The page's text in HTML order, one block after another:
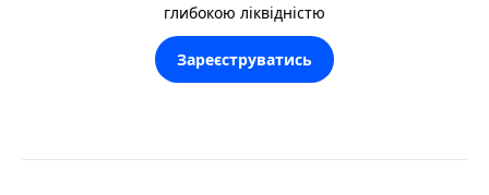
глибокою ліквідністю
Зареєструватись